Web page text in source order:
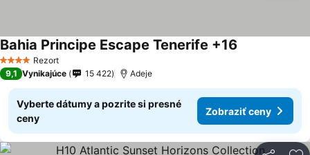
4 Počet hviezdičiek
Rezort
Bahia Principe Escape Tenerife +16
9,1 Vynikajúce 15 422 Adeje
Vyberte dátumy a pozrite si presné
ceny
Zobraziť ceny